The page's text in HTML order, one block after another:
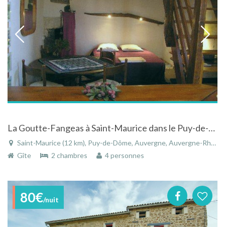
La Goutte-Fangeas à Saint-Maurice dans le Puy-de-Dôme en Auvergne
Saint-Maurice (12 km), Puy-de-Dôme, Auvergne, Auvergne-Rhône-Alpes, France
Gîte
2 chambres 4 personnes
80€/nuit